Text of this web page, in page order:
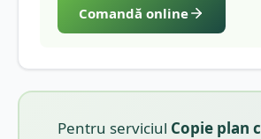
Comandă online
Pentru serviciul Copie plan